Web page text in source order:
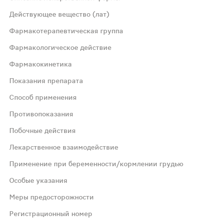
"FNT 5" и гладкие - с другой; на поперечном
железы; ингибиторы тестостерон-5-альфа-редуктазы
Снижает содержание
улучшения тока мочи и уменьшения
Действующее вещество (лат)
Фармакотерапевтическая группа
Фармакологическое действие
Фармакокинетика
Показания препарата
Способ применения
Противопоказания
Побочные действия
Лекарственное взаимодействие
Применение при беременности/кормлении грудью
Особые указания
Меры предосторожности
Регистрационный номер